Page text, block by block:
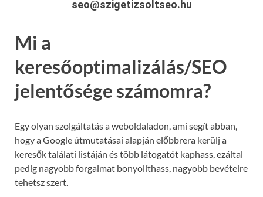
seo@szigetizsoltseo.hu
Mi a
keresőoptimalizálás/SEO
jelentősége számomra?
Egy olyan szolgáltatás a weboldaladon, ami segít abban,
hogy a Google útmutatásai alapján előbbrera kerülj a
keresők találati listáján és több látogatót kaphass, ezáltal
pedig nagyobb forgalmat bonyolíthass, nagyobb bevételre
tehetsz szert.